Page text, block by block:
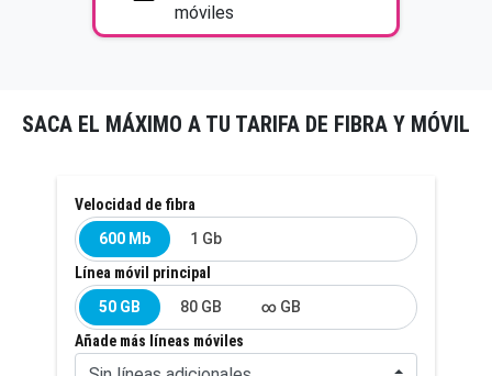
móviles
SACA EL MÁXIMO A TU TARIFA DE FIBRA Y MÓVIL
Velocidad de fibra
600 Mb
1 Gb
Línea móvil principal
50 GB
80 GB
∞ GB
Añade más líneas móviles